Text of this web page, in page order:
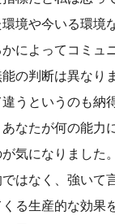
境や今いる環境
によってコミュ
の判断は異なり
うというのも納
なたが何の能力
気になりました
はなく、強いて
る生産的な効果